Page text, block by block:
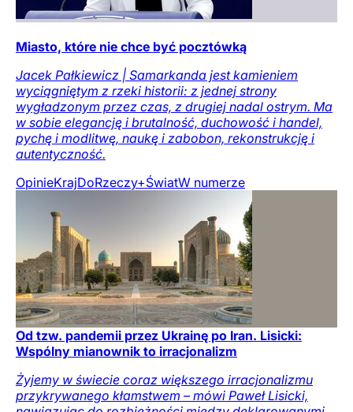
Miasto, które nie chce być pocztówką
Jacek Pałkiewicz | Samarkanda jest kamieniem
wyciągniętym z rzeki historii: z jednej strony
wygładzonym przez czas, z drugiej nadal ostrym. Ma
w sobie elegancję i brutalność, duchowość i handel,
pychę i modlitwę, naukę i zabobon, rekonstrukcję i
autentyczność.
OpinieKrajDoRzeczy+ŚwiatW numerze
Od tzw. pandemii przez Ukrainę po Iran. Lisicki:
Wspólny mianownik to irracjonalizm
Żyjemy w świecie coraz większego irracjonalizmu
przykrywanego kłamstwem – mówi Paweł Lisicki,